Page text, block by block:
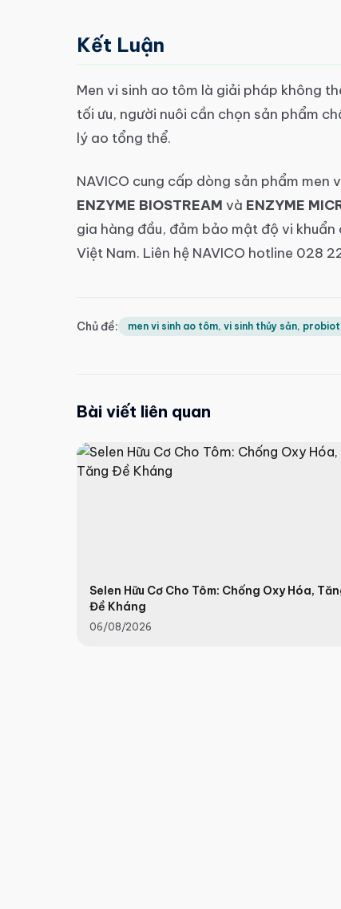
Kết Luận
Men vi sinh ao tôm là giải pháp không
tối ưu, người nuôi cần chọn sản phẩm
lý ao tổng thể.
NAVICO cung cấp dòng sản phẩm men
ENZYME BIOSTREAM và ENZYME
gia hàng đầu, đảm bảo mật độ vi
Việt Nam. Liên hệ NAVICO hotline 028
Chủ đề: men vi sinh ao tôm, vi sinh thủy sản,
Bài viết liên quan
Selen Hữu Cơ Cho Tôm: Chống Oxy Hóa,
Đề Kháng
06/08/2026